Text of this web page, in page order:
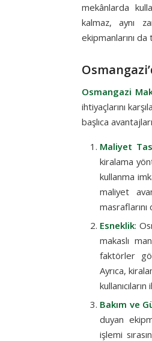
mekânlarda
kalmaz, aynı
ekipmanlarını
Osmangazi
ihtiyaçlarını
başlıca
Maliyet
kiralama
kullanma
maliyet
Esneklik:
makaslı
faktörler
Ayrıca,
Bakım ve
duyan
işlemi